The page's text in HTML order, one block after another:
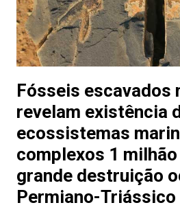
Fósseis escavados
revelam existência
ecossistemas
complexos 1
grande destruição
Permiano-Triássico